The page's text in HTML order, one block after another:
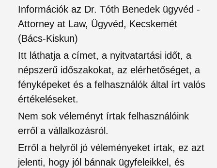
Információk az Dr. Tóth Benedek ügyvéd -
Attorney at Law, Ügyvéd, Kecskemét
(Bács-Kiskun)
Itt láthatja a címet, a nyitvatartási időt, a
népszerű időszakokat, az elérhetőséget, a
fényképeket és a felhasználók által írt valós
értékeléseket.
Nem sok véleményt írtak felhasználóink
erről a vállalkozásról.
Erről a helyről jó véleményeket írtak, ez azt
jelenti, hogy jól bánnak ügyfeleikkel, és